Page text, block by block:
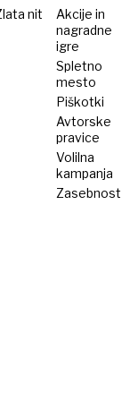
nit
Akcije in
nagradne
igre
Spletno
mesto
Piškotki
Avtorske
pravice
Volilna
kampanja
Zasebnost